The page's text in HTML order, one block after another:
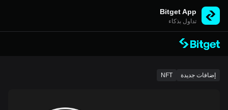
Bitget App
تداول بذكاء
إضافات جديدة NFT